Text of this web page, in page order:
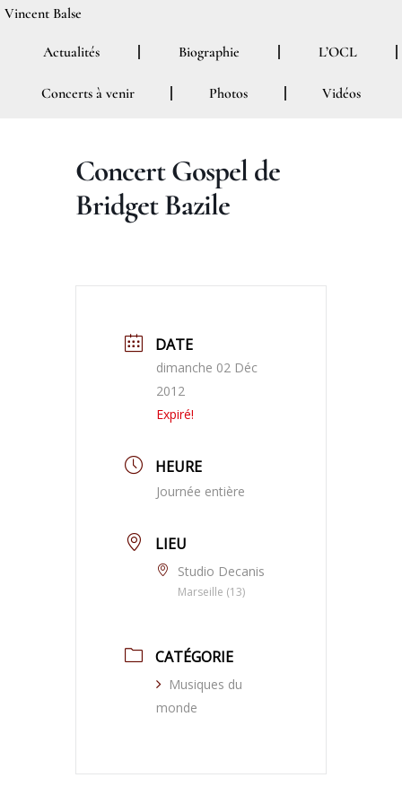
Aller
contenu
Vincent Balse
Actualités Biographie L’OCL
Concerts à venir Photos Vidéos
Concert Gospel de
Bridget Bazile
DATE
dimanche 02 Déc
2012
Expiré!
HEURE
Journée entière
LIEU
Studio Decanis
Marseille (13)
CATÉGORIE
Musiques du
monde